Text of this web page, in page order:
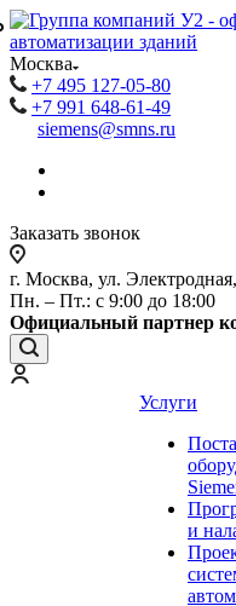
Москва
+7 495 127-05-80
+7 991 648-61-49
siemens@smns.ru
Заказать звонок
г. Москва, ул.
Пн. – Пт.: с 9:00 до 18:00
Официальный партнер
Услуги
и